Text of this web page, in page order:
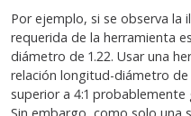
Por ejemplo, si se observa la
requerida de la herramienta
diámetro de 1.22. Usar una
relación longitud-diámetro de
superior a 4:1